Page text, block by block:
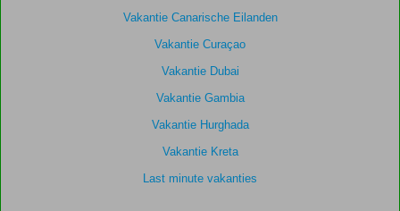
Vakantie Canarische Eilanden
Vakantie Curaçao
Vakantie Dubai
Vakantie Gambia
Vakantie Hurghada
Vakantie Kreta
Last minute vakanties